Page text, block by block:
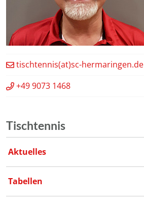
tischtennis(at)sc-hermaringen.de
+49 9073 1468
Tischtennis
Aktuelles
Tabellen